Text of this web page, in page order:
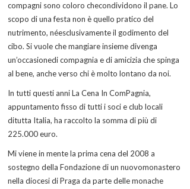
compagni sono coloro checondividono il pane. Lo
scopo di una festa non è quello pratico del
nutrimento, néesclusivamente il godimento del
cibo. Si vuole che mangiare insieme divenga
un’occasionedi compagnia e di amicizia che spinga
al bene, anche verso chi è molto lontano da noi.
In tutti questi anni La Cena In ComPagnia,
appuntamento fisso di tutti i soci e club locali
ditutta Italia, ha raccolto la somma di più di
225.000 euro.
Mi viene in mente la prima cena del 2008 a
sostegno della Fondazione di un nuovomonastero
nella diocesi di Praga da parte delle monache